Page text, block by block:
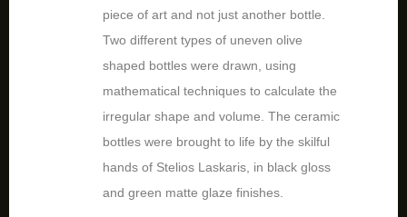
piece of art and not just another bottle.
Two different types of uneven olive
shaped bottles were drawn, using
mathematical techniques to calculate the
irregular shape and volume. The ceramic
bottles were brought to life by the skilful
hands of Stelios Laskaris, in black gloss
and green matte glaze finishes.